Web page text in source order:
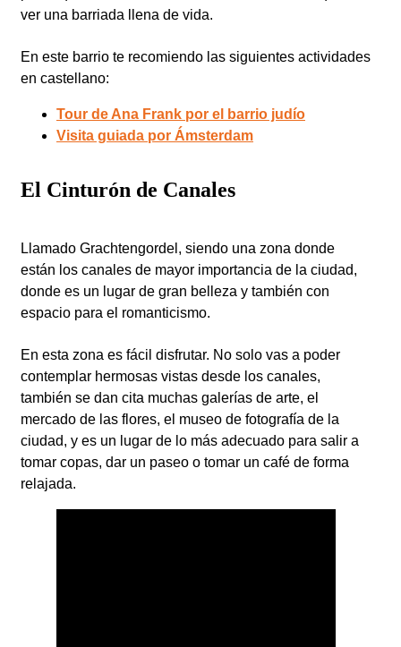
ver una barriada llena de vida.
En este barrio te recomiendo las siguientes actividades
en castellano:
Tour de Ana Frank por el barrio judío
Visita guiada por Ámsterdam
El Cinturón de Canales
Llamado Grachtengordel, siendo una zona donde
están los canales de mayor importancia de la ciudad,
donde es un lugar de gran belleza y también con
espacio para el romanticismo.
En esta zona es fácil disfrutar. No solo vas a poder
contemplar hermosas vistas desde los canales,
también se dan cita muchas galerías de arte, el
mercado de las flores, el museo de fotografía de la
ciudad, y es un lugar de lo más adecuado para salir a
tomar copas, dar un paseo o tomar un café de forma
relajada.